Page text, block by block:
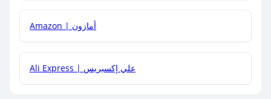
Amazon | أمازون
Ali Express | علي إكسبريس